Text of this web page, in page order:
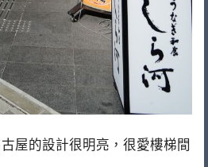
屋的設計很明亮，很愛樓梯間